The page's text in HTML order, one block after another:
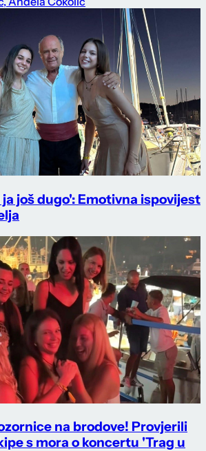
još dugo': Emotivna ispovijest
na brodove! Provjerili
s mora o koncertu 'Trag u